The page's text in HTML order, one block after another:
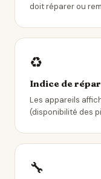
doit réparer ou
♻️
Indice de
Les appareils
(disponibilité des
🔧